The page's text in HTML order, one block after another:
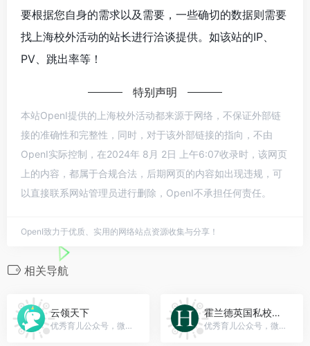
要根据您自身的需求以及需要，一些确切的数据则需要
找上海校外活动的站长进行洽谈提供。如该站的IP、
PV、跳出率等！
特别声明
本站OpenI提供的上海校外活动都来源于网络，不保证外部链
接的准确性和完整性，同时，对于该外部链接的指向，不由
OpenI实际控制，在2024年 8月 2日 上午6:07收录时，该网页
上的内容，都属于合规合法，后期网页的内容如出现违规，可
以直接联系网站管理员进行删除，OpenI不承担任何责任。
OpenI致力于优质、实用的网络站点资源收集与分享！
相关导航
云领天下
优秀育儿公众号，微信号：ancda896
霍兰德英国私校规划
优秀育儿公众号，微信号：gh_c2112361b923